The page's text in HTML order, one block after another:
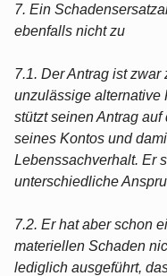
7. Ein
ebenfalls nicht zu
7.1. Der Antrag ist
unzulässige alternative
stützt seinen Antrag
seines Kontos und
Lebenssachverhalt. Er
unterschiedliche
7.2. Er hat aber schon
materiellen Schaden
lediglich ausgeführt,